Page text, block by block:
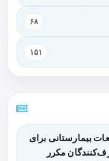
۶۸
۱۵۱
بیمارستانی برای
مکرر